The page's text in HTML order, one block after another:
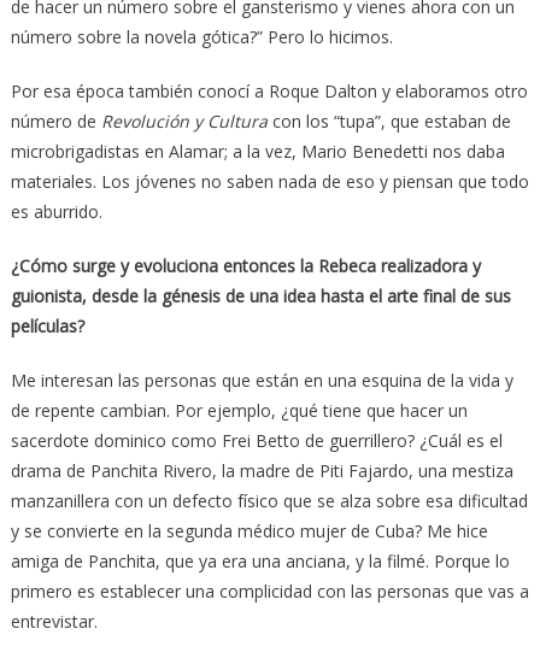
de hacer un número sobre el gansterismo y vienes ahora con un
número sobre la novela gótica?” Pero lo hicimos.
Por esa época también conocí a Roque Dalton y elaboramos otro
número de Revolución y Culturacon los “tupa”, que estaban de
microbrigadistas en Alamar; a la vez, Mario Benedetti nos daba
materiales. Los jóvenes no saben nada de eso y piensan que todo
es aburrido.
¿Cómo surge y evoluciona entonces la Rebeca realizadora y
guionista, desde la génesis de una idea hasta el arte final de sus
películas?
Me interesan las personas que están en una esquina de la vida y
de repente cambian. Por ejemplo, ¿qué tiene que hacer un
sacerdote dominico como Frei Betto de guerrillero? ¿Cuál es el
drama de Panchita Rivero, la madre de Piti Fajardo, una mestiza
manzanillera con un defecto físico que se alza sobre esa dificultad
y se convierte en la segunda médico mujer de Cuba? Me hice
amiga de Panchita, que ya era una anciana, y la filmé. Porque lo
primero es establecer una complicidad con las personas que vas a
entrevistar.